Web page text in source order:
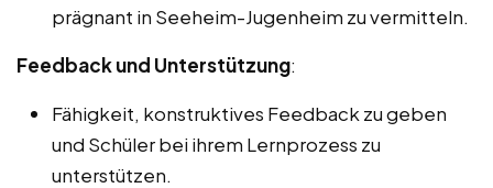
prägnant in Seeheim-Jugenheim zu vermitteln.
Feedback und Unterstützung:
Fähigkeit, konstruktives Feedback zu geben
und Schüler bei ihrem Lernprozess zu
unterstützen.